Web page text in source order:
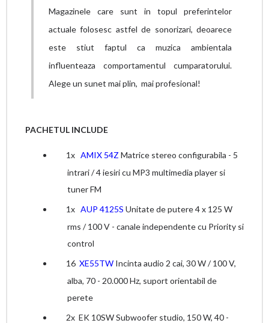
Magazinele care sunt in topul preferintelor
actuale folosesc astfel de sonorizari, deoarece
este stiut faptul ca muzica ambientala
influenteaza comportamentul cumparatorului.
Alege un sunet mai plin, mai profesional!
PACHETUL INCLUDE
1x AMIX 54Z Matrice stereo configurabila - 5
intrari / 4 iesiri cu MP3 multimedia player si
tuner FM
1x AUP 4125S Unitate de putere 4 x 125 W
rms / 100 V - canale independente cu Priority si
control
16 XE55TW Incinta audio 2 cai, 30 W / 100 V,
alba, 70 - 20.000 Hz, suport orientabil de
perete
2x EK 10SW Subwoofer studio, 150 W, 40 -